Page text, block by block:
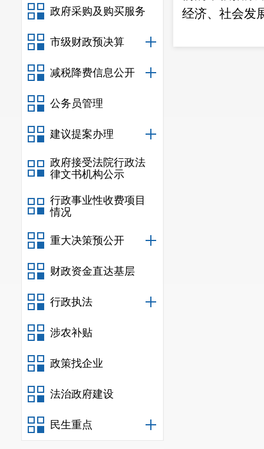
政府采购及购买服务
市级财政预决算
减税降费信息公开
公务员管理
建议提案办理
政府接受法院行政法
律文书机构公示
行政事业性收费项目
情况
重大决策预公开
财政资金直达基层
行政执法
涉农补贴
政策找企业
法治政府建设
民生重点
经济、社会发